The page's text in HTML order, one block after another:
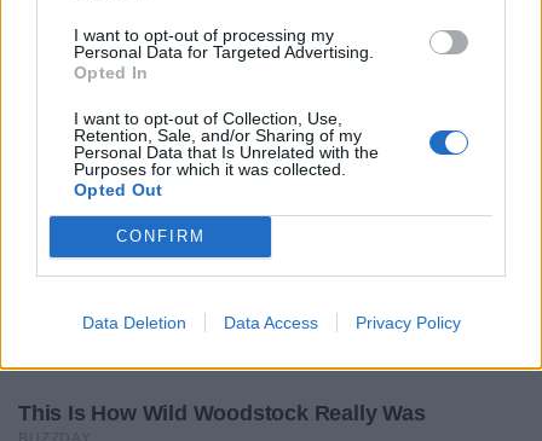
I want to opt-out of processing my
Personal Data for Targeted Advertising.
Opted In
I want to opt-out of Collection, Use,
Retention, Sale, and/or Sharing of my
Personal Data that Is Unrelated with the
Purposes for which it was collected.
Opted Out
CONFIRM
Data Deletion Data Access Privacy Policy